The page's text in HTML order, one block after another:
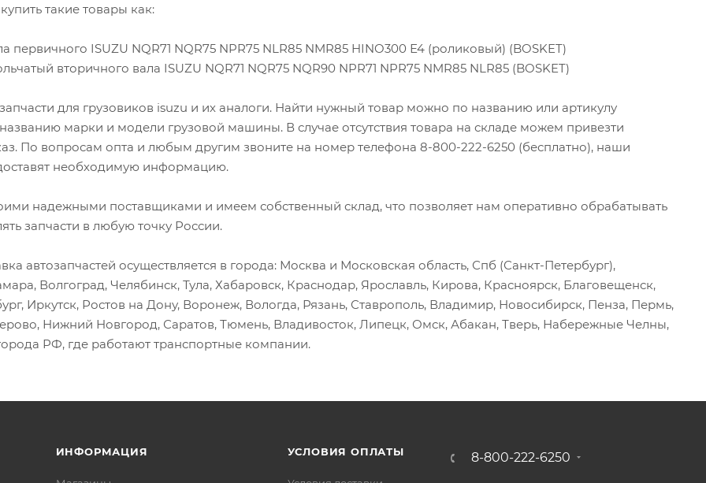
такие товары как:
первичного ISUZU NQR71 NQR75 NPR75 NLR85 NMR85 HINO300 Е4 (роликовый) (BOSKET)
вторичного вала ISUZU NQR71 NQR75 NQR90 NPR71 NPR75 NMR85 NLR85 (BOSKET)
для грузовиков isuzu и их аналоги. Найти нужный товар можно по названию или артикулу
марки и модели грузовой машины. В случае отсутствия товара на складе можем привезти
По вопросам опта и любым другим звоните на номер телефона 8-800-222-6250 (бесплатно), наши
необходимую информацию.
надежными поставщиками и имеем собственный склад, что позволяет нам оперативно обрабатывать
запчасти в любую точку России.
автозапчастей осуществляется в города: Москва и Московская область, Спб (Санкт-Петербург),
Волгоград, Челябинск, Тула, Хабаровск, Краснодар, Ярославль, Кирова, Красноярск, Благовещенск,
Иркутск, Ростов на Дону, Воронеж, Вологда, Рязань, Ставрополь, Владимир, Новосибирск, Пенза, Пермь,
Нижний Новгород, Саратов, Тюмень, Владивосток, Липецк, Омск, Абакан, Тверь, Набережные Челны,
РФ, где работают транспортные компании.
ИНФОРМАЦИЯ УСЛОВИЯ ОПЛАТЫ 8-800-222-6250